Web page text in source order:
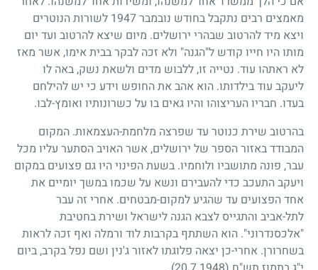
מאמצים רבים נתקבל בחודש נובמבר1947 לשורות הנוטרים
ויצא מיד להרטוב שבהרי ירושלים. מיום שיצא להרטוב ועד יום
מותו היו חייו קודש ל"הגנה" ולא זכה לבקר בבית אימו, אשר מאז
לא ראתהו עוד. נטייה זו, ללבוש מדים ולשאת נשק, באה לו
ליעקב עוד בילדותו. הוא אהב את החופש וידע כי יש להילחם
בעדו. חבריו העריצוהו והיו גאים בו על כשרונותיו ואומץ-לבו.
בהרטוב שירת כנוטר עד שפרצה מלחמת-העצמאות. המקום
המבודד באזור הספר של ירושלים, אשר האויב הסתער עליו מכל
עבר, פונה מתושביו ולוחמיו. בשעת הפינוי היו גם פצועים במקום
ויעקב התעכב כדי להעבירם ונשא על שכמו במשך יומיים את
אחד הפצועים עד שהגיע למקום-מבטחים. אחרי זה עבר
לתל-אביב והתגייס לצבא הגנה לישראל ושירת בחטיבת
"אלכסנדרוני". הוא השתתף בקרבות לוד ורמלה ואף זכה לראות
בשחרורן. אחרי-כן יצאה פלוגתו לאזור ג'נין ושם נפל בקרב, ביום